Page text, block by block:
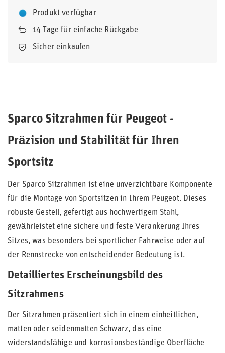
Produkt verfügbar
14 Tage für einfache Rückgabe
Sicher einkaufen
Sparco Sitzrahmen für Peugeot -
Präzision und Stabilität für Ihren
Sportsitz
Der Sparco Sitzrahmen ist eine unverzichtbare Komponente
für die Montage von Sportsitzen in Ihrem Peugeot. Dieses
robuste Gestell, gefertigt aus hochwertigem Stahl,
gewährleistet eine sichere und feste Verankerung Ihres
Sitzes, was besonders bei sportlicher Fahrweise oder auf
der Rennstrecke von entscheidender Bedeutung ist.
Detailliertes Erscheinungsbild des
Sitzrahmens
Der Sitzrahmen präsentiert sich in einem einheitlichen,
matten oder seidenmatten Schwarz, das eine
widerstandsfähige und korrosionsbeständige Oberfläche